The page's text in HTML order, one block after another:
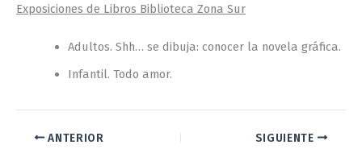
Exposiciones de Libros Biblioteca Zona Sur
Adultos. Shh… se dibuja: conocer la novela gráfica.
Infantil. Todo amor.
ANTERIOR SIGUIENTE